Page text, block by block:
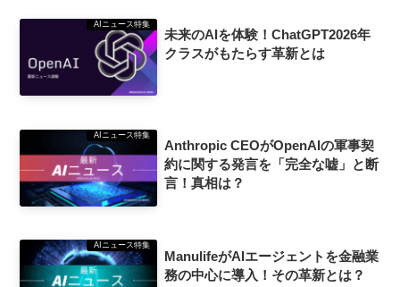
AIニュース特集
未来のAIを体験！ChatGPT2026年
クラスがもたらす革新とは
AIニュース特集
Anthropic CEOがOpenAIの軍事契
約に関する発言を「完全な嘘」と断
言！真相は？
AIニュース特集
ManulifeがAIエージェントを金融業
務の中心に導入！その革新とは？